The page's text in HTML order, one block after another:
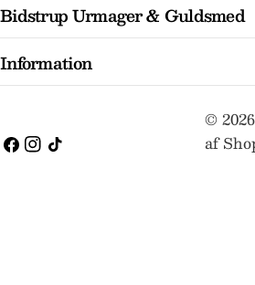
Bidstrup Urmager & Guldsmed
Information
Facebook
Instagram
TikTok
© 2026
af